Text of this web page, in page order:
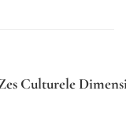
Culturele